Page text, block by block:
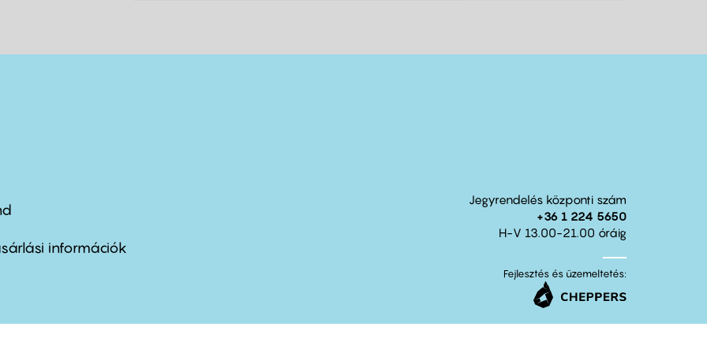
információk
Jegyrendelés központi szám
+36 1 224 5650
H-V 13.00-21.00 óráig
Fejlesztés és üzemeltetés: